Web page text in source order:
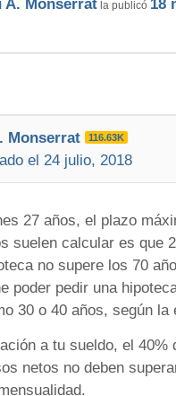
A. Monserratla publicó 18
Monserrat 116.63K
el 24 julio, 2018
27 años, el plazo
suelen calcular es que
no supere los 70
poder pedir una
30 o 40 años, según la
a tu sueldo, el 40%
netos no deben